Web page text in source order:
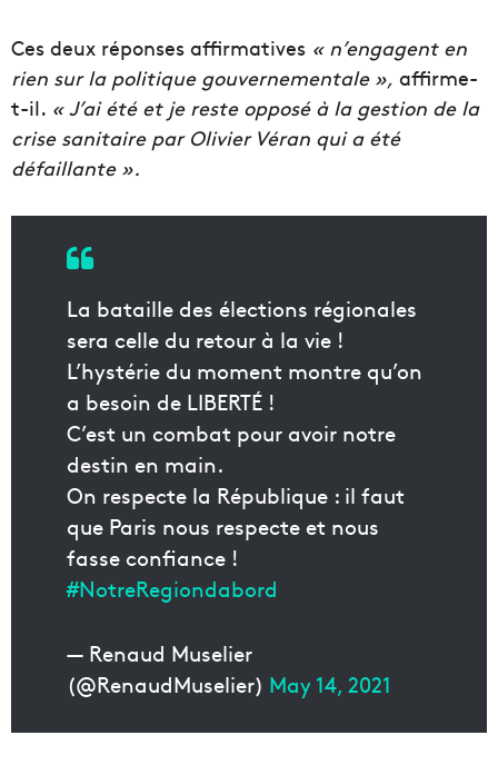
Ces deux réponses affirmatives « n’engagent en
rien sur la politique gouvernementale », affirme-
t-il. « J’ai été et je reste opposé à la gestion de la
crise sanitaire par Olivier Véran qui a été
défaillante ».
La bataille des élections régionales
sera celle du retour à la vie !
L’hystérie du moment montre qu’on
a besoin de LIBERTÉ !
C’est un combat pour avoir notre
destin en main.
On respecte la République : il faut
que Paris nous respecte et nous
fasse confiance !
#NotreRegiondabord
— Renaud Muselier
(@RenaudMuselier) May 14, 2021